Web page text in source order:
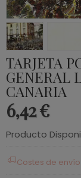
TARJETA
GENERAL
CANARIA
6,42 €
Producto
Costes de envío